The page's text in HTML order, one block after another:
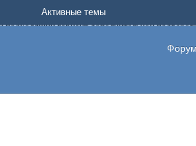
вариант дополнительной
указывайте в теме что это лохотрон, чтобы
объявления со своими пригласительными
Форум
Активные темы